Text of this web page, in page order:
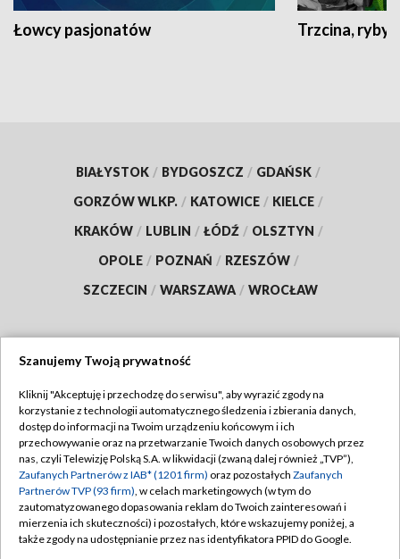
Łowcy pasjonatów Trzcina, ryby
BIAŁYSTOK / BYDGOSZCZ / GDAŃSK /
GORZÓW WLKP. / KATOWICE / KIELCE /
KRAKÓW / LUBLIN / ŁÓDŹ / OLSZTYN /
OPOLE / POZNAŃ / RZESZÓW /
SZCZECIN / WARSZAWA / WROCŁAW
TVP
Abonament TVP
Emisja w TVP
Centrum informacji TVP
Naziemna Telewizja Cyfrowa
Regulamin TVP
Polityka prywatności
Moje zgody
Pomoc
Szanujemy Twoją prywatność
Kliknij "Akceptuję i przechodzę do serwisu", aby wyrazić zgody na
korzystanie z technologii automatycznego śledzenia i zbierania danych,
dostęp do informacji na Twoim urządzeniu końcowym i ich
przechowywanie oraz na przetwarzanie Twoich danych osobowych przez
nas, czyli Telewizję Polską S.A. w likwidacji (zwaną dalej również „TVP”),
Zaufanych Partnerów z IAB* (1201 firm) oraz pozostałych Zaufanych
Partnerów TVP (93 firm), w celach marketingowych (w tym do
zautomatyzowanego dopasowania reklam do Twoich zainteresowań i
mierzenia ich skuteczności) i pozostałych, które wskazujemy poniżej, a
także zgody na udostępnianie przez nas identyfikatora PPID do Google.